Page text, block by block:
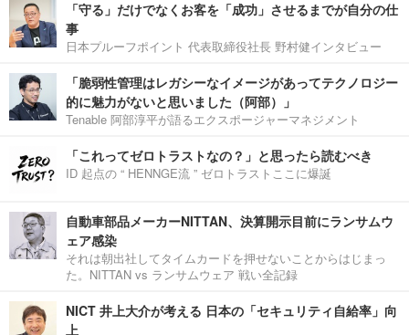
「守る」だけでなくお客を「成功」させるまでが自分の仕
事
日本プルーフポイント 代表取締役社長 野村健インタビュー
「脆弱性管理はレガシーなイメージがあってテクノロジー
的に魅力がないと思いました（阿部）」
Tenable 阿部淳平が語るエクスポージャーマネジメント
「これってゼロトラストなの？」と思ったら読むべき
ID 起点の “ HENNGE流 ” ゼロトラストここに爆誕
自動車部品メーカーNITTAN、決算開示目前にランサムウ
ェア感染
それは朝出社してタイムカードを押せないことからはじまっ
た。NITTAN vs ランサムウェア 戦い全記録
NICT 井上大介が考える 日本の「セキュリティ自給率」向
上